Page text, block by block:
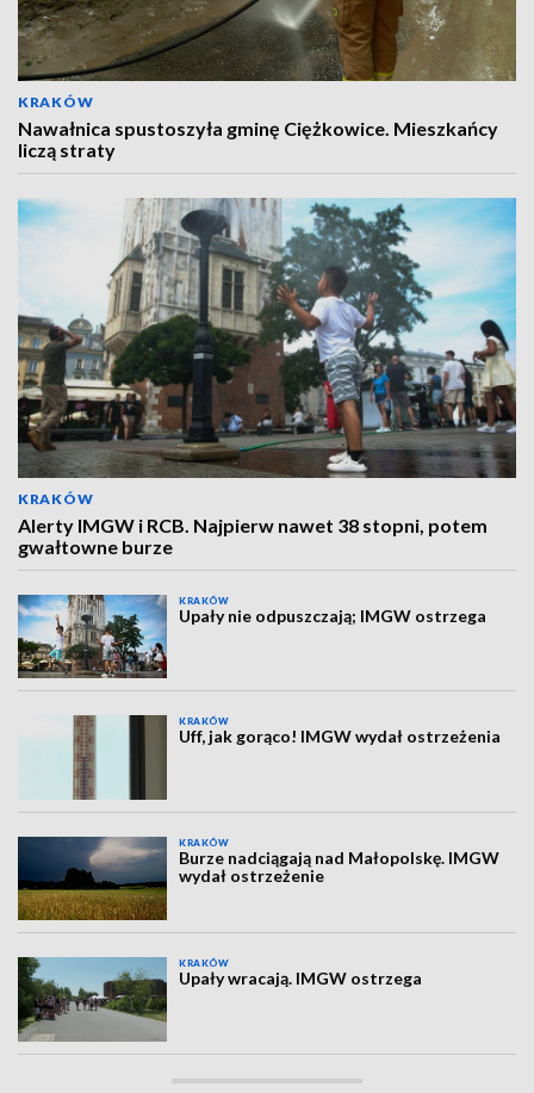
KRAKÓW
Nawałnica spustoszyła gminę Ciężkowice. Mieszkańcy
liczą straty
KRAKÓW
Alerty IMGW i RCB. Najpierw nawet 38 stopni, potem
gwałtowne burze
KRAKÓW
Upały nie odpuszczają; IMGW ostrzega
KRAKÓW
Uff, jak gorąco! IMGW wydał ostrzeżenia
KRAKÓW
Burze nadciągają nad Małopolskę. IMGW
wydał ostrzeżenie
KRAKÓW
Upały wracają. IMGW ostrzega